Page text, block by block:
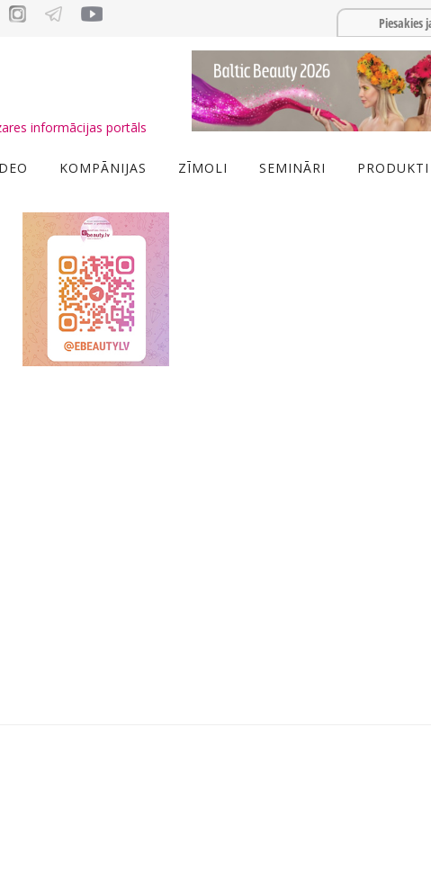
Piesakies
informācijas portāls
KOMPĀNIJAS ZĪMOLI SEMINĀRI PRODUKTI